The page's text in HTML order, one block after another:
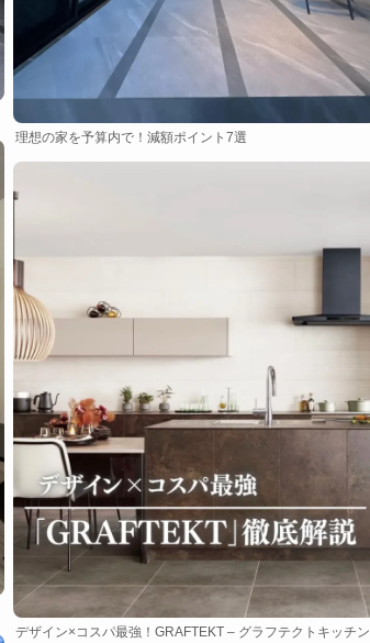
理想の家を予算内で！減額ポイント7選
デザイン×コスパ最強！GRAFTEKT – グラフテクトキッチン